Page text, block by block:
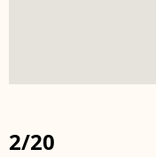
2/20